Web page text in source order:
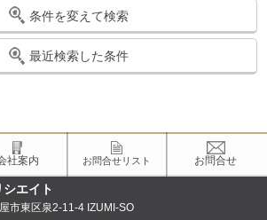
条件を変えて検索
最近検索した条件
社案内 お問合せリスト お問合せ
エイト
市東区泉2-11-4 IZUMI-SO